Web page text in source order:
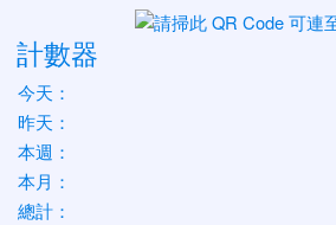
計數器
今天：
昨天：
本週：
本月：
總計：